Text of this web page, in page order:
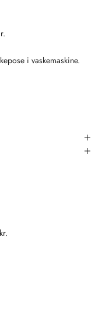
i vaskemaskine.
1234